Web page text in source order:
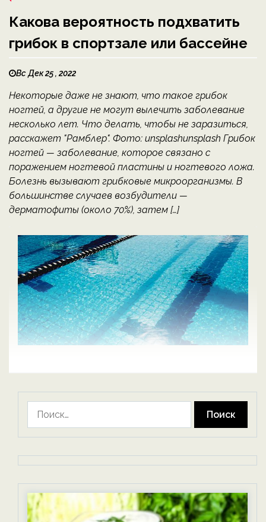
Какова вероятность подхватить
грибок в спортзале или бассейне
Вс Дек 25 , 2022
Некоторые даже не знают, что такое грибок
ногтей, а другие не могут вылечить заболевание
несколько лет. Что делать, чтобы не заразиться,
расскажет "Рамблер". Фото: unsplashunsplash Грибок
ногтей — заболевание, которое связано с
поражением ногтевой пластины и ногтевого ложа.
Болезнь вызывают грибковые микроорганизмы. В
большинстве случаев возбудители —
дерматофиты (около 70%), затем […]